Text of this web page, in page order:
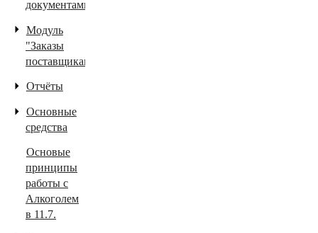
документами
Модуль
"Заказы
поставщикам"
Отчёты
Основные
средства
Основые
принципы
работы с
Алкоголем
в 11.7.